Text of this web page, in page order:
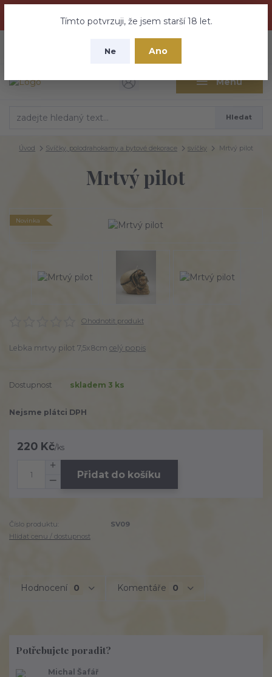
nebuďte vyděšeni zde najdete vše a ještě mnohem víc
Tímto potvrzuji, že jsem starší 18 let.
Ne Ano
Menu
CZK
Hledat
Úvod Svíčky, polodrahokamy a bytové dekorace svíčky Mrtvý pilot
Mrtvý pilot
Novinka
Ohodnotit produkt
Lebka mrtvy pilot 7,5x8cm celý popis
Dostupnost skladem 3 ks
Nejsme plátci DPH
220 Kč/ks
Přidat do košíku
Číslo produktu:
SV09
Hlídat cenu / dostupnost
Hodnocení 0 Komentáře 0
Potřebujete poradit?
Michal Šafář